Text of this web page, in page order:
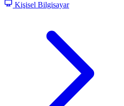
Kişisel Bilgisayar